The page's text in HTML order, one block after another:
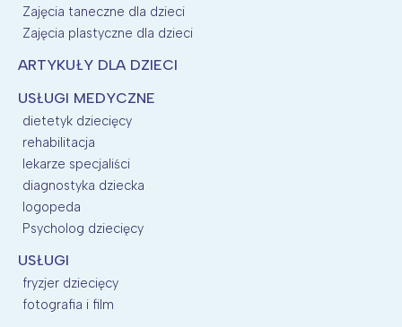
Zajęcia taneczne dla dzieci
Zajęcia plastyczne dla dzieci
ARTYKUŁY DLA DZIECI
USŁUGI MEDYCZNE
dietetyk dziecięcy
rehabilitacja
lekarze specjaliści
diagnostyka dziecka
logopeda
Psycholog dziecięcy
USŁUGI
fryzjer dziecięcy
fotografia i film